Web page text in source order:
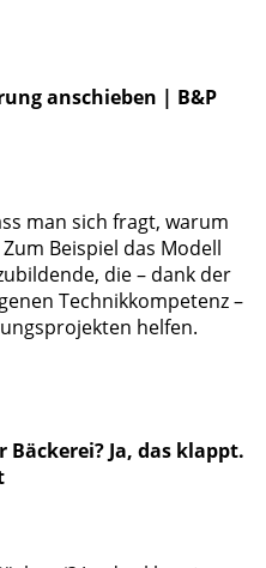
anschieben | B&P
man sich fragt, warum
Beispiel das Modell
die – dank der
Technikkompetenz –
helfen.
Ja, das klappt.